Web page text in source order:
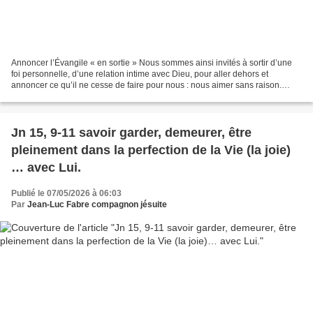
Annoncer l’Évangile « en sortie » Nous sommes ainsi invités à sortir d’une
foi personnelle, d’une relation intime avec Dieu, pour aller dehors et
annoncer ce qu’il ne cesse de faire pour nous : nous aimer sans raison.
Jn 15, 9-11 savoir garder, demeurer, être
pleinement dans la perfection de la Vie (la joie)
… avec Lui.
Publié le 07/05/2026 à 06:03
Par Jean-Luc Fabre compagnon jésuite